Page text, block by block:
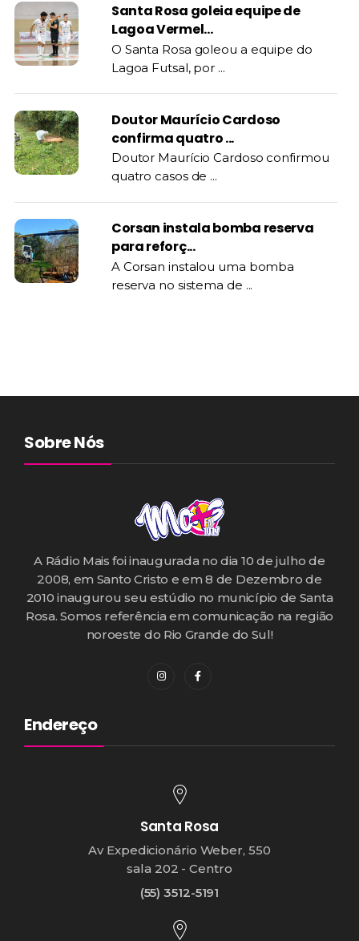
Santa Rosa goleia equipe de
Lagoa Vermel...
O Santa Rosa goleou a equipe do
Lagoa Futsal, por ...
Doutor Maurício Cardoso
confirma quatro ...
Doutor Maurício Cardoso confirmou
quatro casos de ...
Corsan instala bomba reserva
para reforç...
A Corsan instalou uma bomba
reserva no sistema de ...
Sobre Nós
A Rádio Mais foi inaugurada no dia 10 de julho de
2008, em Santo Cristo e em 8 de Dezembro de
2010 inaugurou seu estúdio no município de Santa
Rosa. Somos referência em comunicação na região
noroeste do Rio Grande do Sul!
Endereço
Santa Rosa
Av Expedicionário Weber, 550
sala 202 - Centro
(55) 3512-5191